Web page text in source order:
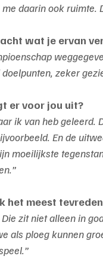
daarin ook ruimte.
wat je ervan
zeker
er voor jou uit?
ik van heb
En de
moeilijkste
het meest
zit niet alleen in
als ploeg kunnen